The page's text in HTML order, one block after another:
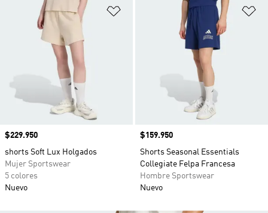
Añadir a la lista de deseos
Precio
$229.950
shorts Soft Lux Holgados
Mujer Sportswear
5 colores
Nuevo
Precio
$159.950
Shorts Seasonal Essentials
Collegiate Felpa Francesa
Hombre Sportswear
Nuevo